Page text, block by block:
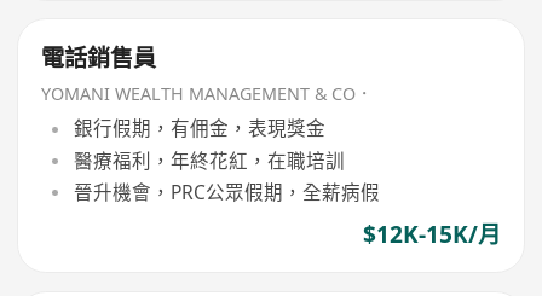
電話銷售員
YOMANI WEALTH MANAGEMENT & CO．
銀行假期，有佣金，表現獎金
醫療福利，年終花紅，在職培訓
晉升機會，PRC公眾假期，全薪病假
$12K-15K/月